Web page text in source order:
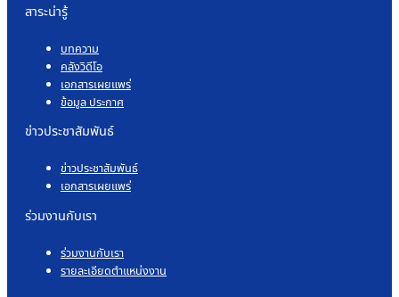
สาระน่ารู้
บทความ
คลังวิดีโอ
เอกสารเผยแพร่
ข้อมูล ประกาศ
ข่าวประชาสัมพันธ์
ข่าวประชาสัมพันธ์
เอกสารเผยแพร่
ร่วมงานกับเรา
ร่วมงานกับเรา
รายละเอียดตำแหน่งงาน